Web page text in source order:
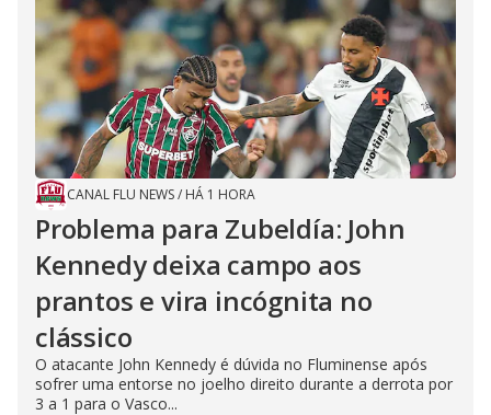
CANAL FLU NEWS/ HÁ 1 HORA
Problema para Zubeldía: John
Kennedy deixa campo aos
prantos e vira incógnita no
clássico
O atacante John Kennedy é dúvida no Fluminense após
sofrer uma entorse no joelho direito durante a derrota por
3 a 1 para o Vasco...